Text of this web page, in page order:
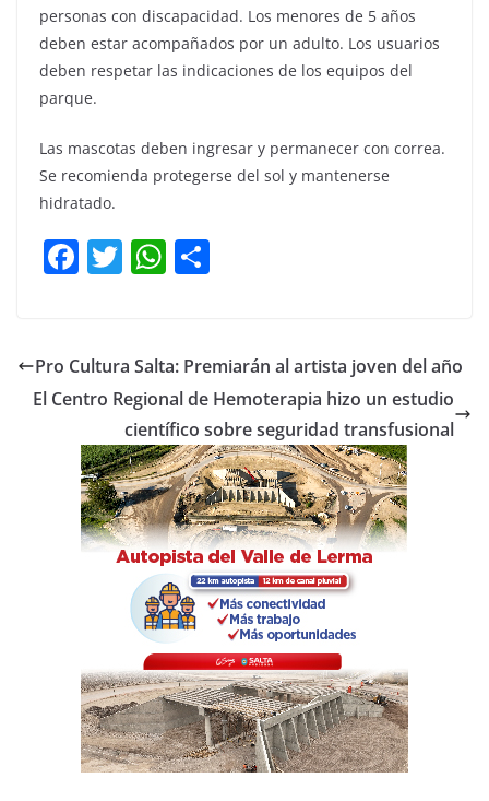
personas con discapacidad. Los menores de 5 años
deben estar acompañados por un adulto. Los usuarios
deben respetar las indicaciones de los equipos del
parque.
Las mascotas deben ingresar y permanecer con correa.
Se recomienda protegerse del sol y mantenerse
hidratado.
F
e
b
o
k
T
er
W
s
A
p
p
p
ar
tir
Pro Cultura Salta: Premiarán al artista joven del año
El Centro Regional de Hemoterapia hizo un estudio
científico sobre seguridad transfusional